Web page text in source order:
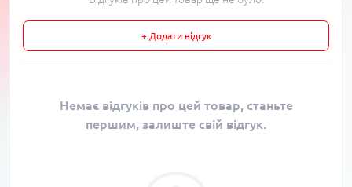
+ Додати відгук
Немає відгуків про цей товар, станьте
першим, залиште свій відгук.